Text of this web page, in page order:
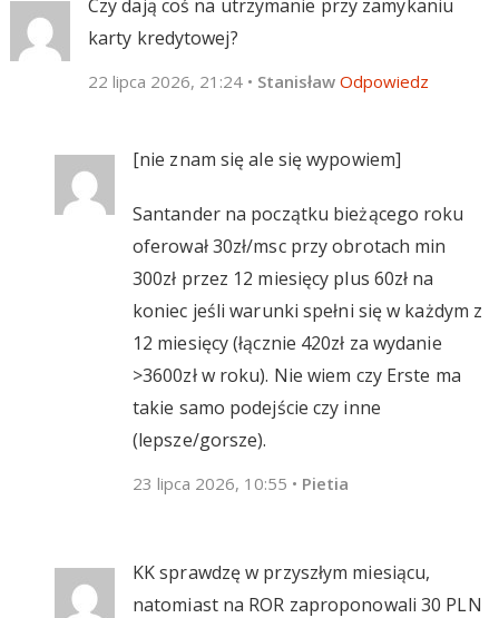
Czy dają coś na utrzymanie przy zamykaniu
karty kredytowej?
22 lipca 2026, 21:24 • Stanisław Odpowiedz
[nie znam się ale się wypowiem]
Santander na początku bieżącego roku
oferował 30zł/msc przy obrotach min
300zł przez 12 miesięcy plus 60zł na
koniec jeśli warunki spełni się w każdym z
12 miesięcy (łącznie 420zł za wydanie
>3600zł w roku). Nie wiem czy Erste ma
takie samo podejście czy inne
(lepsze/gorsze).
23 lipca 2026, 10:55 • Pietia
KK sprawdzę w przyszłym miesiącu,
natomiast na ROR zaproponowali 30 PLN